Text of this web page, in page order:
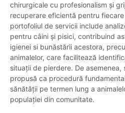
chirurgicale cu profesionalism și
recuperare eficientă pentru
portofoliul de servicii include
pentru câini și pisici, contribuind
igienei si bunăstării acestora,
animalelor, care facilitează
situații de pierdere. De asemenea,
propusă ca procedură
sănătății pe termen lung a
populației din comunitate.